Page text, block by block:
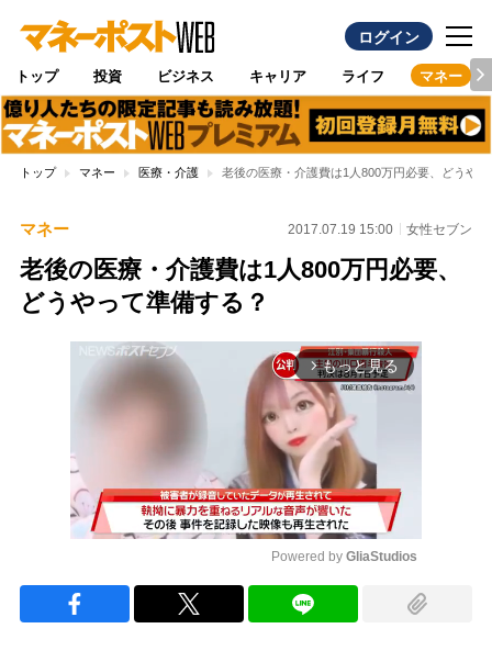
ログイン
トップ 投資 ビジネス キャリア ライフ マネー
トップ マネー 医療・介護 老後の医療・介護費は1人800万円必要、どうや
マネー 2017.07.19 15:00 女性セブン
老後の医療・介護費は1人800万円必要、
どうやって準備する？
arrow_forward_ios もっと見る
Powered by GliaStudios